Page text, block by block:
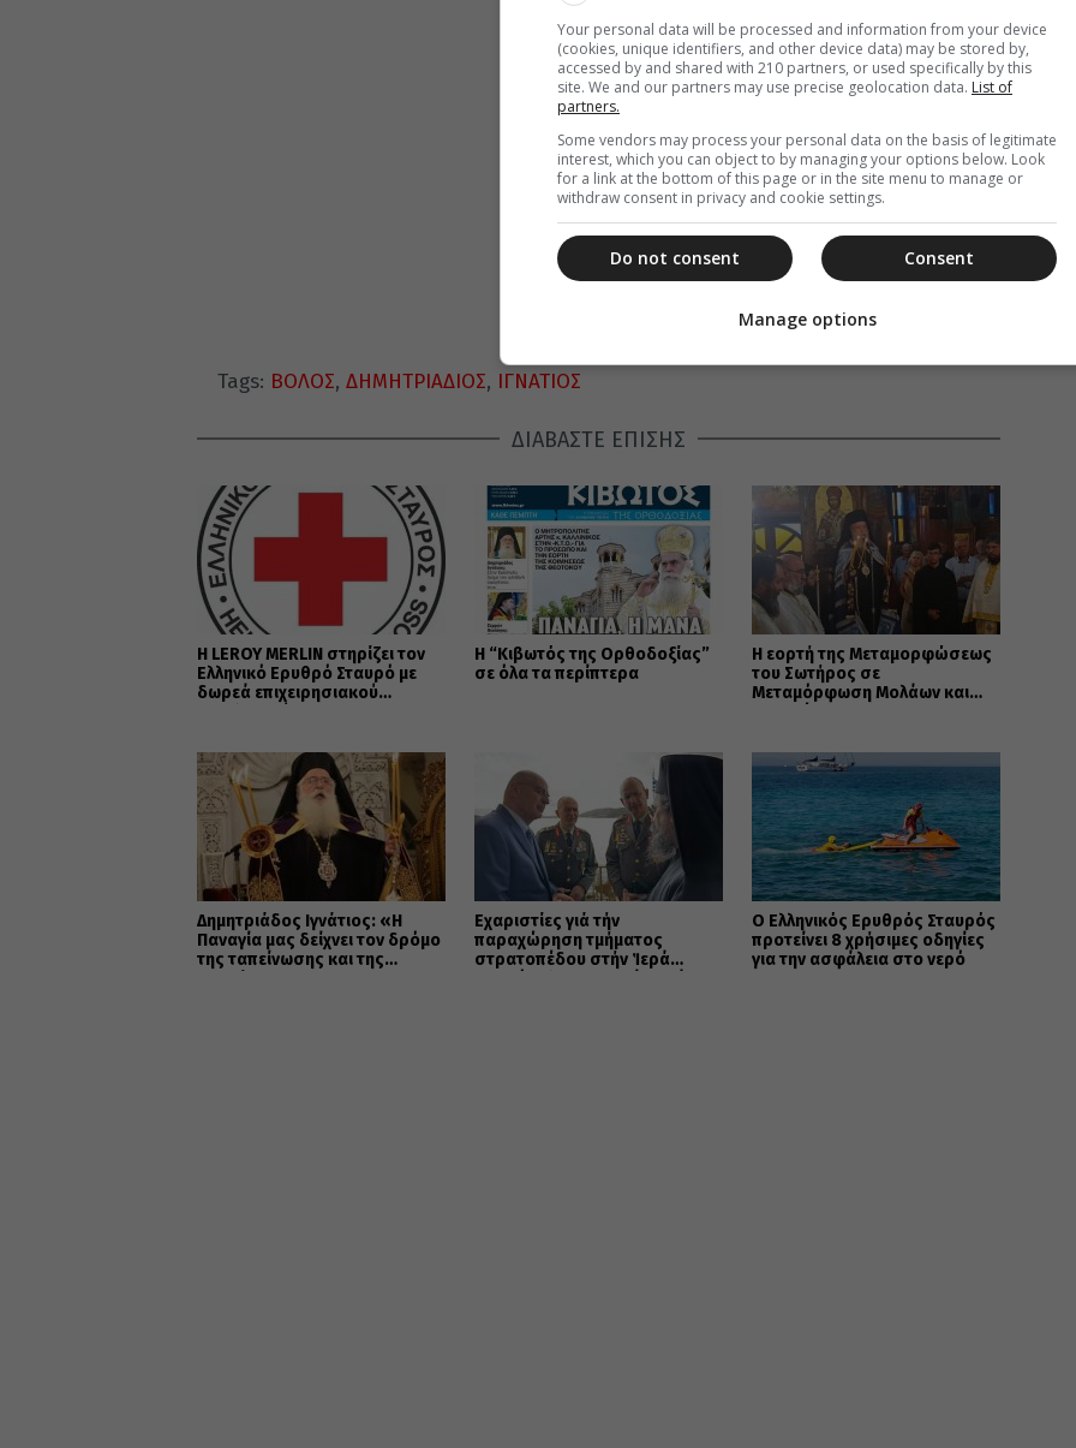
Tags: ΒΟΛΟΣ, ΔΗΜΗΤΡΙΑΔΙΟΣ, ΙΓΝΑΤΙΟΣ
ΔΙΑΒΑΣΤΕ ΕΠΙΣΗΣ
Η LEROY MERLIN στηρίζει τον
Ελληνικό Ερυθρό Σταυρό με
δωρεά επιχειρησιακού
καταστροφικών πυρκαγιών
Η “Κιβωτός της Ορθοδοξίας”
σε όλα τα περίπτερα
Η εορτή της Μεταμορφώσεως
του Σωτήρος σε
Μεταμόρφωση Μολάων και
Δημητριάδος Ιγνάτιος: «Η
Παναγία μας δείχνει τον δρόμο
της ταπείνωσης και της
Εὐχαριστίες γιά τήν
παραχώρηση τμήματος
στρατοπέδου στήν Ἱερά
Ο Ελληνικός Ερυθρός Σταυρός
προτείνει 8 χρήσιμες οδηγίες
για την ασφάλεια στο νερό
Your personal data will be processed and information from your device
(cookies, unique identifiers, and other device data) may be stored by,
accessed by and shared with 210 partners, or used specifically by this
site. We and our partners may use precise geolocation data. List of
partners.
Some vendors may process your personal data on the basis of legitimate
interest, which you can object to by managing your options below. Look
for a link at the bottom of this page or in the site menu to manage or
withdraw consent in privacy and cookie settings.
Consent
Do not consent
Manage options